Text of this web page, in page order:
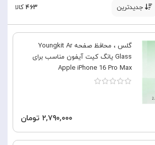
جدیدترین ۴۶۳ کالا
گلس ، محافظ صفحه Youngkit Ar
Glass یانگ کیت آیفون مناسب برای
Apple iPhone 16 Pro Max
۲,۷۹۰,۰۰۰ تومان